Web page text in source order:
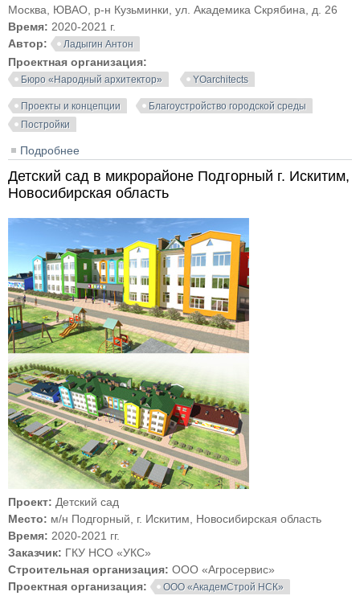
Москва, ЮВАО, р-н Кузьминки, ул. Академика Скрябина, д. 26
Время: 2020-2021 г.
Автор:
Ладыгин Антон
Проектная организация:
Бюро «Народный архитектор» YOarchitects
Проекты и концепции
Благоустройство городской среды
Постройки
Подробнее
«Двор с холмом»
Детский сад в микрорайоне Подгорный г. Искитим,
Новосибирская область
Проект: Детский сад
Место: м/н Подгорный, г. Искитим, Новосибирская область
Время: 2020-2021 гг.
Заказчик: ГКУ НСО «УКС»
Строительная организация: ООО «Агросервис»
Проектная организация:
ООО «АкадемСтрой НСК»